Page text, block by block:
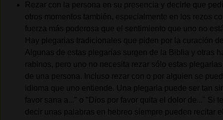
Rezar con la persona en su presencia y decirle que
otros momentos también, especialmente en los rezos
fuerza más poderosa que el sentimiento que uno no
Hay plegarias tradicionales que piden por la curación
Algunas de estas plegarias surgen de la Biblia y otras
rabinos, pero uno no necesita rezar sólo estas
de una persona. Incluso rezar con o por alguien se
idioma que uno entiende. Una plegaria puede ser tan
favor sana a..." o "Dios por favor quita el dolor de..." Si
decir unas palabras en hebreo siempre pueden recitar